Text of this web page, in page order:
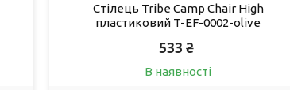
Стілець Tribe Camp Chair High
пластиковий T-EF-0002-olive
533 ₴
В наявності